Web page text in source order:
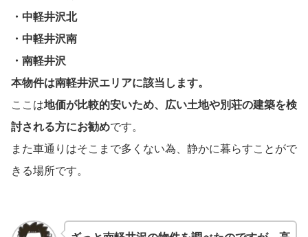
・中軽井沢北
・中軽井沢南
・南軽井沢
本物件は南軽井沢エリアに該当します。
ここは地価が比較的安いため、広い土地や別荘の建築を検
討される方にお勧めです。
また車通りはそこまで多くない為、静かに暮らすことがで
きる場所です。